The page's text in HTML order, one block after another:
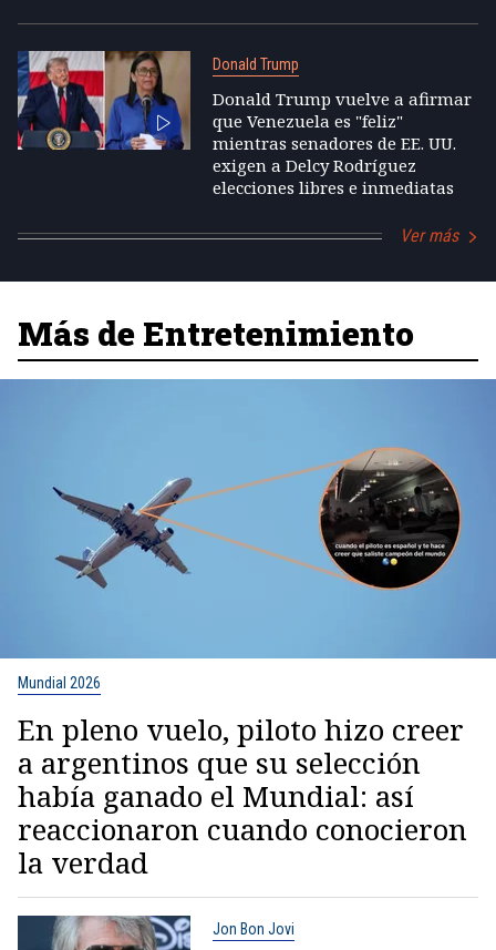
Donald Trump
Donald Trump vuelve a afirmar
que Venezuela es "feliz"
mientras senadores de EE. UU.
exigen a Delcy Rodríguez
elecciones libres e inmediatas
Ver más
Más de Entretenimiento
Mundial 2026
En pleno vuelo, piloto hizo creer
a argentinos que su selección
había ganado el Mundial: así
reaccionaron cuando conocieron
la verdad
Jon Bon Jovi